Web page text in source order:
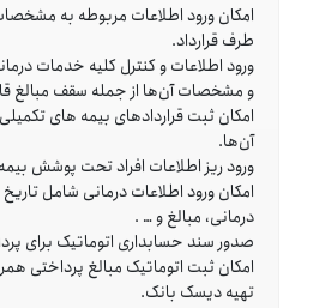
امکان ورود اطلاعات مربوطه به
طرف قرارداد.
ورود اطلاعات و کنترل کلیه خدمات
و مشخصات آن‌ها از جمله سقف مبالغ
امکان ثبت قراردادهای بیمه های
آن‌ها.
ورود ریز اطلاعات افراد تحت پوشش
امکان ورود اطلاعات درمانی شامل
درمانی، مبالغ و … .
صدور سند حسابداری اتوماتیک برای
امکان ثبت اتوماتیک مبالغ پرداختی
تهیه دیسک بانک.